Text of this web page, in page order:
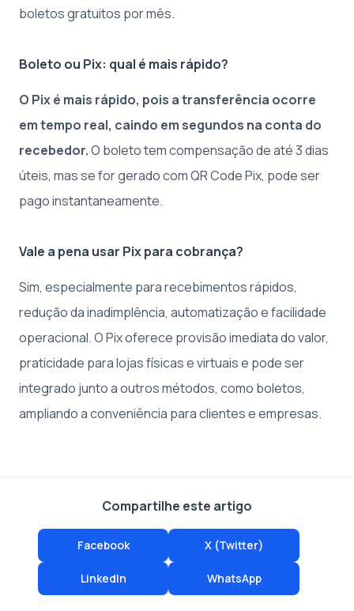
boletos gratuitos por mês.
Boleto ou Pix: qual é mais rápido?
O Pix é mais rápido, pois a transferência ocorre
em tempo real, caindo em segundos na conta do
recebedor.O boleto tem compensação de até 3 dias
úteis, mas se for gerado com QR Code Pix, pode ser
pago instantaneamente.
Vale a pena usar Pix para cobrança?
Sim, especialmente para recebimentos rápidos,
redução da inadimplência, automatização e facilidade
operacional. O Pix oferece provisão imediata do valor,
praticidade para lojas físicas e virtuais e pode ser
integrado junto a outros métodos, como boletos,
ampliando a conveniência para clientes e empresas.
Compartilhe este artigo
Facebook X (Twitter)
LinkedIn WhatsApp